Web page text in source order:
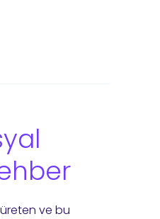
ve bu